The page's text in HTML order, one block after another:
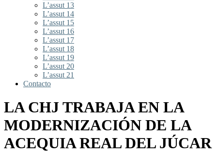
L’assut 13
L’assut 14
L’assut 15
L’assut 16
L’assut 17
L’assut 18
L’assut 19
L’assut 20
L’assut 21
Contacto
LA CHJ TRABAJA EN LA
MODERNIZACIÓN DE LA
ACEQUIA REAL DEL JÚCAR